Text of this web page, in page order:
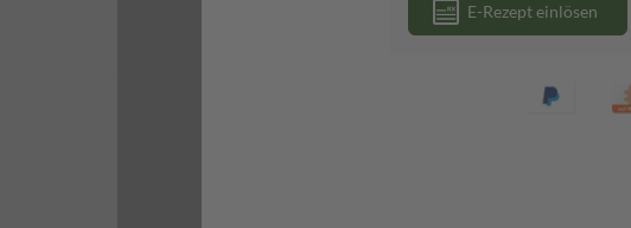
E-Rezept einlösen